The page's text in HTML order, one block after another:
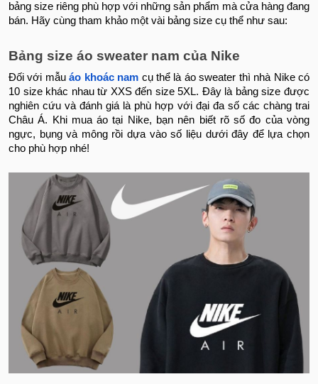
bảng size riêng phù hợp với những sản phẩm mà cửa hàng đang
bán. Hãy cùng tham khảo một vài bảng size cụ thể như sau:
Bảng size áo sweater nam của Nike
Đối với mẫuáo khoác nam cụ thể là áo sweater thì nhà Nike có
10 size khác nhau từ XXS đến size 5XL. Đây là bảng size được
nghiên cứu và đánh giá là phù hợp với đại đa số các chàng trai
Châu Á. Khi mua áo tại Nike, bạn nên biết rõ số đo của vòng
ngực, bụng và mông rồi dựa vào số liệu dưới đây để lựa chọn
cho phù hợp nhé!